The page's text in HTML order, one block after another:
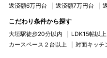
返済額6万円台 返済額7万円台
こだわり条件から探す
大垣駅徒歩20分以内 LDK15帖以上
カースペース２台以上
対面キッチ